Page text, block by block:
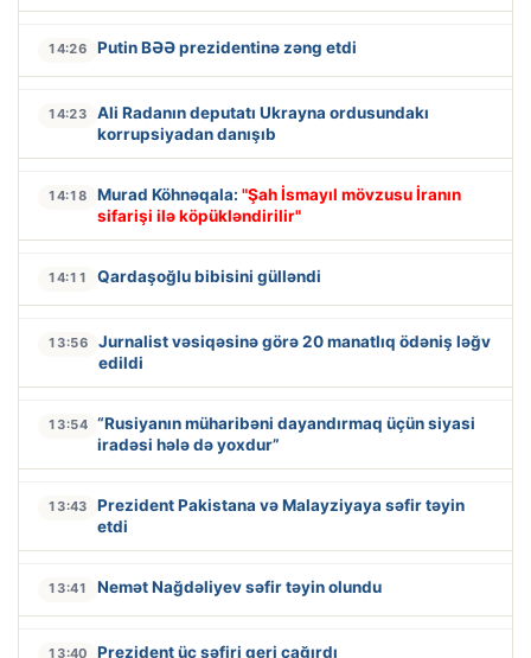
14:26 Putin BƏƏ prezidentinə zəng etdi
14:23
Ali Radanın deputatı Ukrayna ordusundakı
korrupsiyadan danışıb
14:18 Murad Köhnəqala: "Şah İsmayıl mövzusu İranın
sifarişi ilə köpükləndirilir"
14:11 Qardaşoğlu bibisini gülləndi
13:56
Jurnalist vəsiqəsinə görə 20 manatlıq ödəniş ləğv
edildi
13:54 “Rusiyanın müharibəni dayandırmaq üçün siyasi
iradəsi hələ də yoxdur”
13:43
Prezident Pakistana və Malayziyaya səfir təyin
etdi
13:41 Nemət Nağdəliyev səfir təyin olundu
13:40 Prezident üç səfiri geri çağırdı